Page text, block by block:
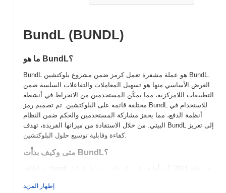
BundL (BUNDL)
ما هو BundL؟
BundL هو عملة مشفرة تعمل كرمز ضمن مشروع بلوكتشين BundL.
الغرض الأساسي منها هو تسهيل المعاملات والتفاعلات السلسة ضمن
التطبيقات اللامركزية، مما يمكّن المستخدمين من الانخراط في أنشطة
مختلفة قائمة على البلوكتشين. تم تصميم رمز BundL للاستخدام في
أنظمة الدفع، مما يحفز مشاركة المستخدمين والحكم ضمن النظام
البيئي. من خلال الاستفادة من ميزاتها الفريدة، تهدف BundL إلى تعزيز
كفاءة وقابلية توسيع حلول البلوكتشين.
متى وكيف بدأت BundL؟
إمكانية الوصول إلى تكنولوجيا البلوكتشين من خلال أدوات وخدمات
إظهار المزيد